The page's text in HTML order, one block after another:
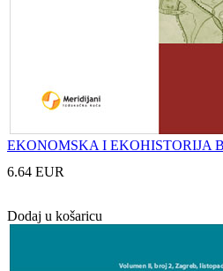
EKONOMSKA I EKOHISTORIJA
6.64 EUR
Dodaj u košaricu